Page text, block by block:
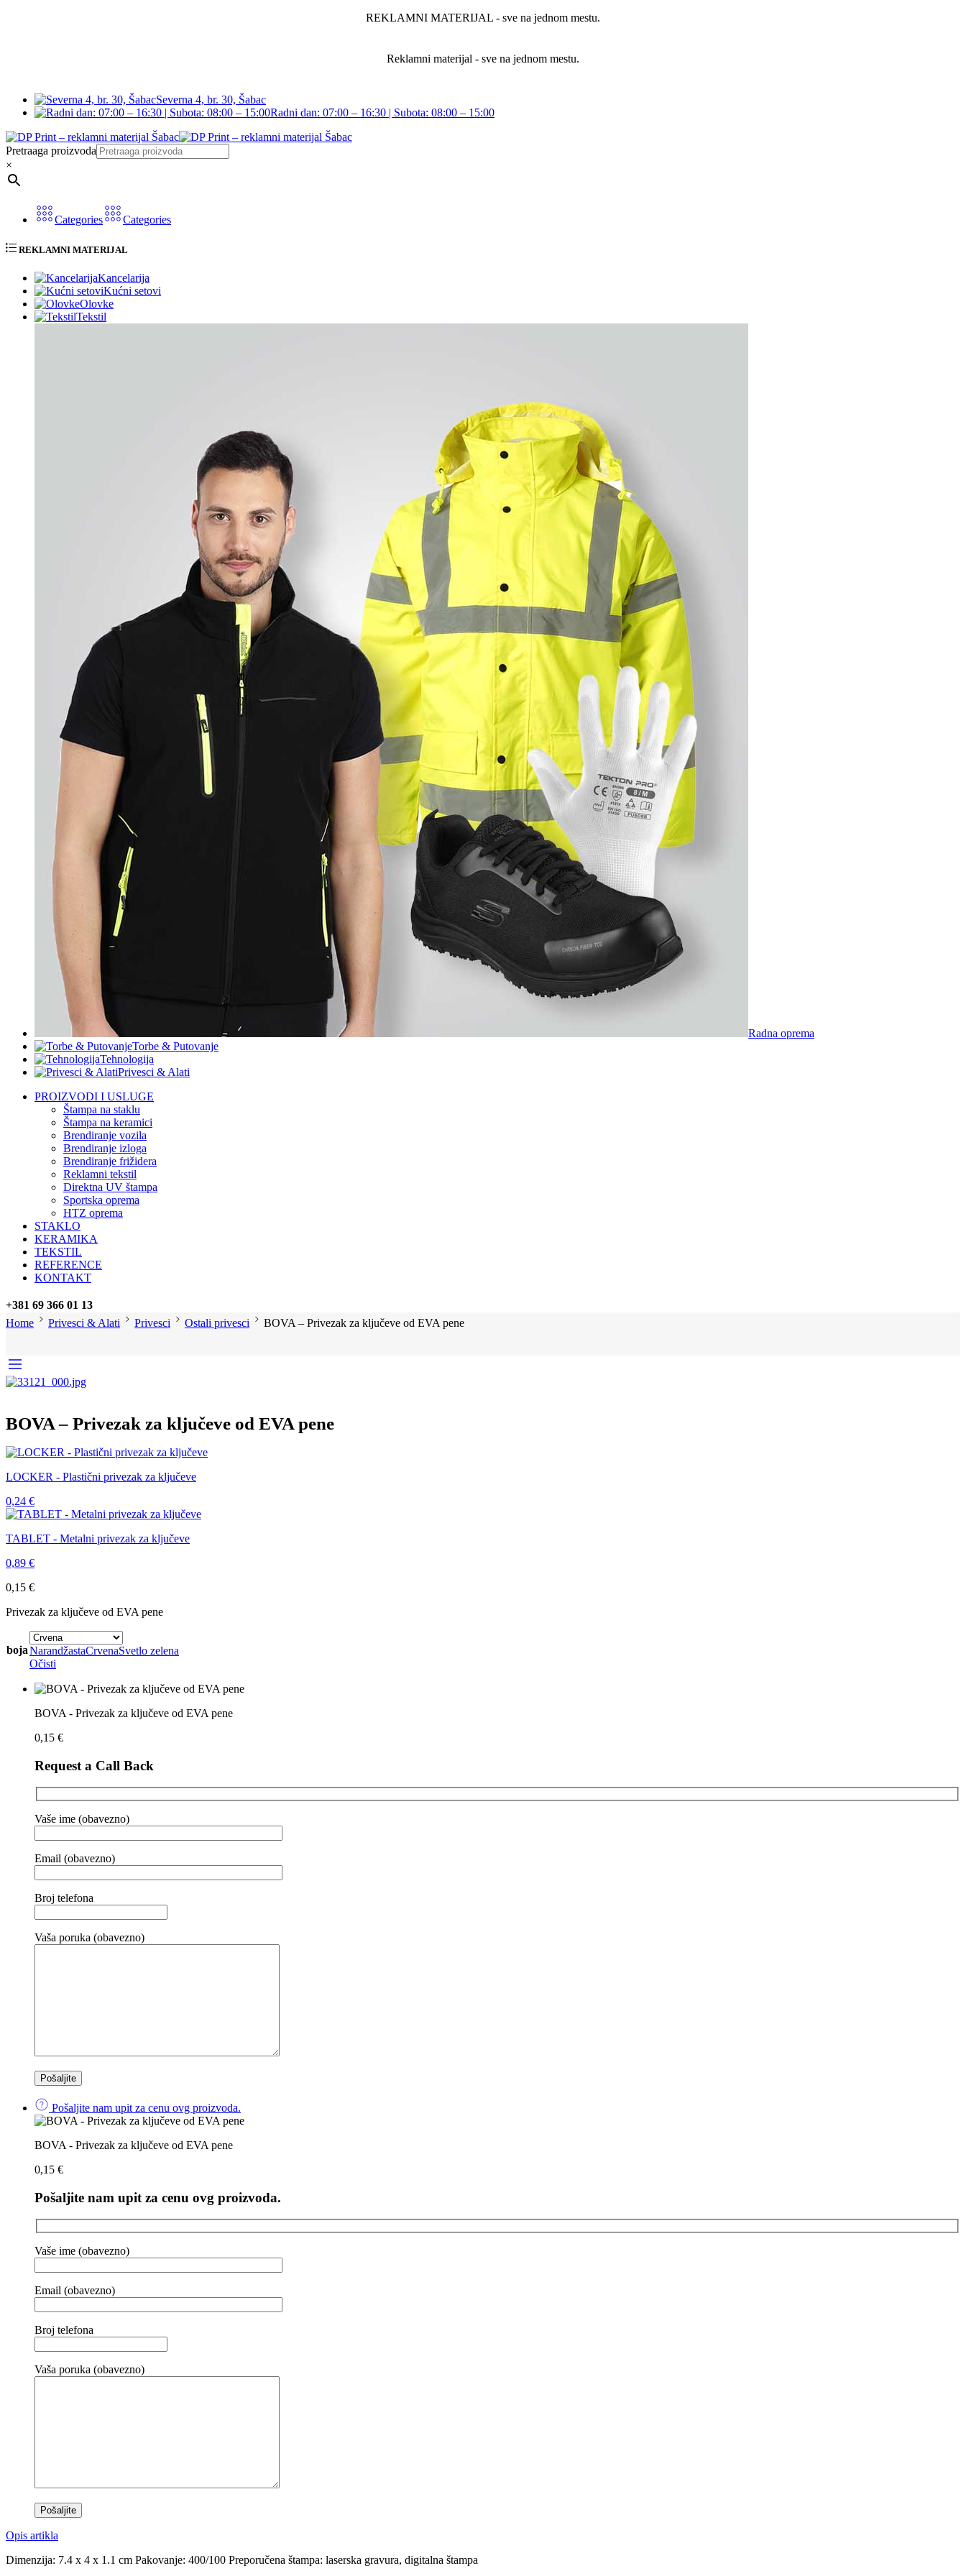
REKLAMNI MATERIJAL - sve na jednom mestu.
Reklamni materijal - sve na jednom mestu.
Severna 4, br. 30, Šabac
Radni dan: 07:00 – 16:30 | Subota: 08:00 – 15:00
Pretraaga proizvoda
×
Categories Categories
REKLAMNI MATERIJAL
Kancelarija
Kućni setovi
Olovke
Tekstil
Radna oprema
Torbe & Putovanje
Tehnologija
Privesci & Alati
PROIZVODI I USLUGE
Štampa na staklu
Štampa na keramici
Brendiranje vozila
Brendiranje izloga
Brendiranje frižidera
Reklamni tekstil
Direktna UV štampa
Sportska oprema
HTZ oprema
STAKLO
KERAMIKA
TEKSTIL
REFERENCE
KONTAKT
+381 69 366 01 13
Home
Privesci & Alati Privesci Ostali privesci BOVA – Privezak za ključeve od EVA pene
BOVA – Privezak za ključeve od EVA pene
LOCKER - Plastični privezak za ključeve
0,24 €
TABLET - Metalni privezak za ključeve
0,89 €
0,15 €
Privezak za ključeve od EVA pene
bojaNarandžastaCrvenaSvetlo zelena
Očisti
BOVA - Privezak za ključeve od EVA pene
0,15 €
Request a Call Back
Vaše ime (obavezno)
Email (obavezno)
Broj telefona
Vaša poruka (obavezno)
Pošaljite nam upit za cenu ovg proizvoda.
BOVA - Privezak za ključeve od EVA pene
0,15 €
Pošaljite nam upit za cenu ovg proizvoda.
Vaše ime (obavezno)
Email (obavezno)
Broj telefona
Vaša poruka (obavezno)
Opis artikla
Dimenzija: 7.4 x 4 x 1.1 cm Pakovanje: 400/100 Preporučena štampa: laserska gravura, digitalna štampa